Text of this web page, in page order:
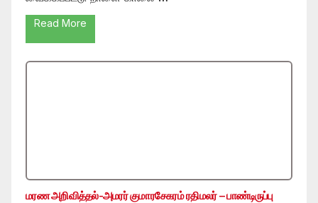
Read More
மரண அறிவித்தல்-அமரர் குமாரசேகரம் ரதிமலர் – பாண்டிருப்பு